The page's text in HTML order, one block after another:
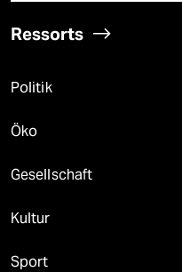
Ressorts
Politik
Öko
Gesellschaft
Kultur
Sport